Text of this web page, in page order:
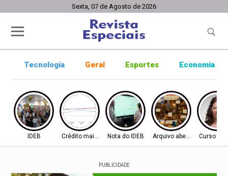
Sexta, 07 de Agosto de 2026
Tecnologia Geral Esportes Economia
IDEB Crédito mais difícilNota do IDEB Arquivo aberto Curso
PUBLICIDADE